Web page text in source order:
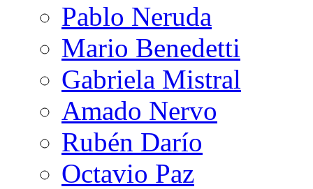
Pablo Neruda
Mario Benedetti
Gabriela Mistral
Amado Nervo
Rubén Darío
Octavio Paz